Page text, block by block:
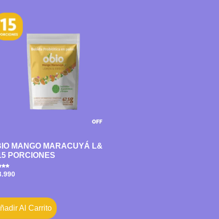
MANGO MARACUYÁ L&
PORCIONES
Al Carrito